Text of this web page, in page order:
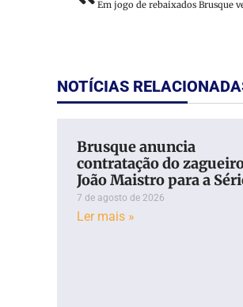
NOTÍCIAS
Brusque anuncia
contratação do
João Maistro para a
7 de agosto de 2026
Ler mais »